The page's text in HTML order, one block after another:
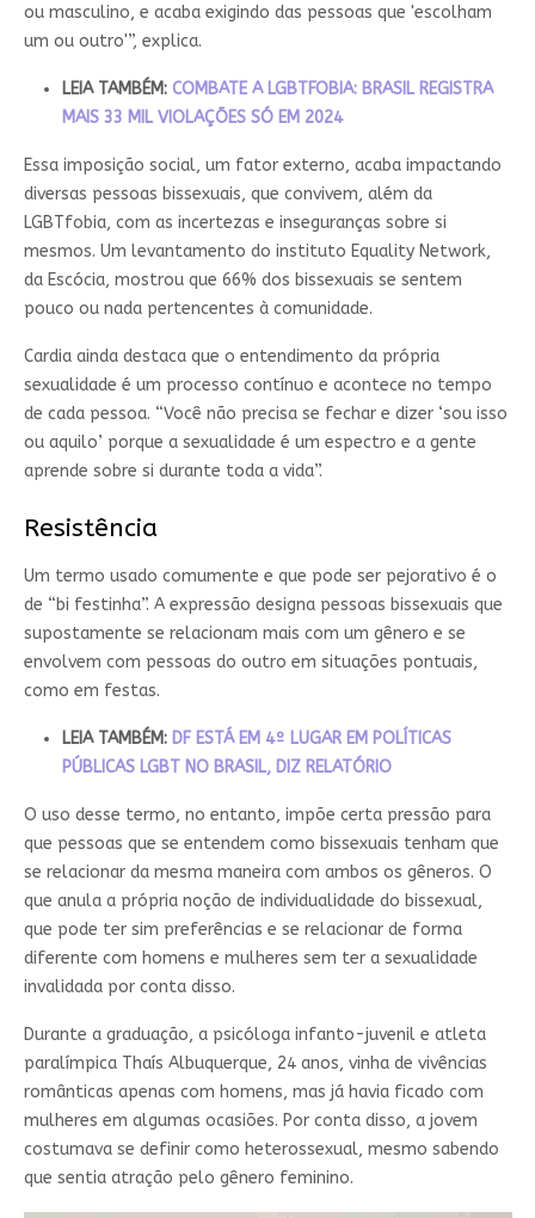
ou masculino, e acaba exigindo das pessoas que 'escolham
um ou outro'”, explica.
LEIA TAMBÉM: COMBATE A LGBTFOBIA: BRASIL REGISTRA
MAIS 33 MIL VIOLAÇÕES SÓ EM 2024
Essa imposição social, um fator externo, acaba impactando
diversas pessoas bissexuais, que convivem, além da
LGBTfobia, com as incertezas e inseguranças sobre si
mesmos. Um levantamento do instituto Equality Network,
da Escócia, mostrou que 66% dos bissexuais se sentem
pouco ou nada pertencentes à comunidade.
Cardia ainda destaca que o entendimento da própria
sexualidade é um processo contínuo e acontece no tempo
de cada pessoa. “Você não precisa se fechar e dizer ‘sou isso
ou aquilo’ porque a sexualidade é um espectro e a gente
aprende sobre si durante toda a vida”.
Resistência
Um termo usado comumente e que pode ser pejorativo é o
de “bi festinha”. A expressão designa pessoas bissexuais que
supostamente se relacionam mais com um gênero e se
envolvem com pessoas do outro em situações pontuais,
como em festas.
LEIA TAMBÉM: DF ESTÁ EM 4º LUGAR EM POLÍTICAS
PÚBLICAS LGBT NO BRASIL, DIZ RELATÓRIO
O uso desse termo, no entanto, impõe certa pressão para
que pessoas que se entendem como bissexuais tenham que
se relacionar da mesma maneira com ambos os gêneros. O
que anula a própria noção de individualidade do bissexual,
que pode ter sim preferências e se relacionar de forma
diferente com homens e mulheres sem ter a sexualidade
invalidada por conta disso.
Durante a graduação, a psicóloga infanto-juvenil e atleta
paralímpica Thaís Albuquerque, 24 anos, vinha de vivências
românticas apenas com homens, mas já havia ficado com
mulheres em algumas ocasiões. Por conta disso, a jovem
costumava se definir como heterossexual, mesmo sabendo
que sentia atração pelo gênero feminino.